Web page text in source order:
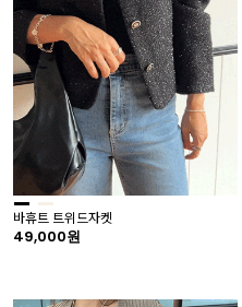
바휴트 트위드자켓
49,000원